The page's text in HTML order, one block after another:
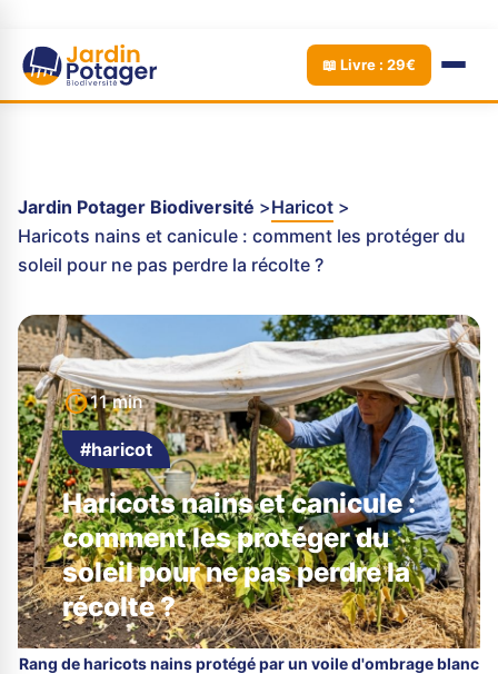
📖 Livre : 29€
Jardin Potager Biodiversité
Haricot
Haricots nains et canicule : comment les protéger du
soleil pour ne pas perdre la récolte ?
11 min
#haricot
Haricots nains et canicule :
comment les protéger du
soleil pour ne pas perdre la
récolte ?
Rang de haricots nains protégé par un voile d'ombrage blanc